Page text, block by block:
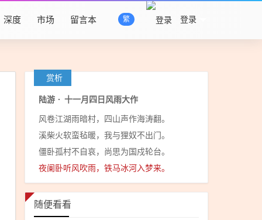
登录
繁
深度 市场 留言本
赏析
陆游 · 十一月四日风雨大作
风卷江湖雨暗村，四山声作海涛翻。
溪柴火软蛮毡暖，我与狸奴不出门。
僵卧孤村不自哀，尚思为国戍轮台。
夜阑卧听风吹雨，铁马冰河入梦来。
随便看看